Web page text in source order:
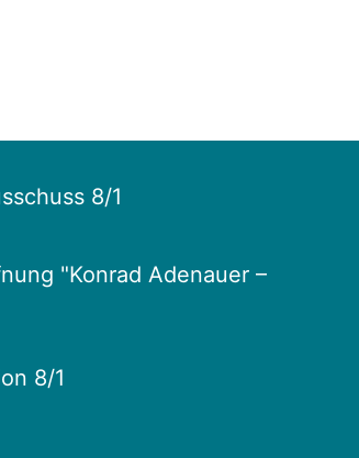
8/1
"Konrad Adenauer –
8/1